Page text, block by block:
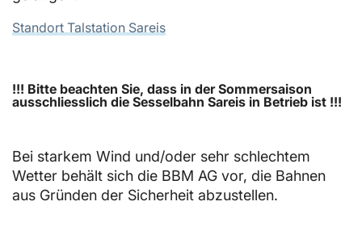
Standort Talstation Sareis
!!! Bitte beachten Sie, dass in der Sommersaison
ausschliesslich die Sesselbahn Sareis in Betrieb ist !!!
Bei starkem Wind und/oder sehr schlechtem
Wetter behält sich die BBM AG vor, die Bahnen
aus Gründen der Sicherheit abzustellen.